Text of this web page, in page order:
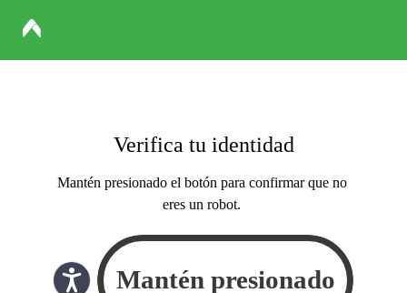
Verifica tu identidad
Mantén presionado el botón para confirmar que no
eres un robot.